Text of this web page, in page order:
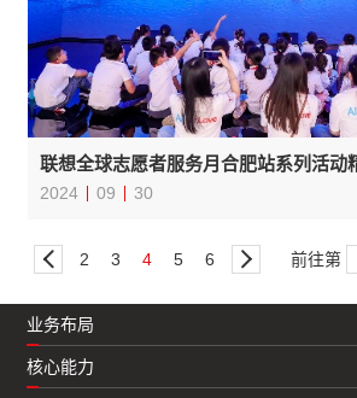
联想全球志愿者服务月合肥站系列活动
2024 09 30
2 3 4 5 6 前往第
业务布局
核心能力